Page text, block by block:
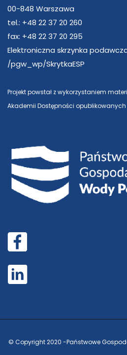
00-848 Warszawa
tel.: +48 22 37 20 260
fax: +48 22 37 20 295
Elektroniczna skrzynka
/pgw_wp/SkrytkaESP
Projekt powstał z wykorzystaniem
Akademii Dostępności
© Copyright 2020 -Państwowe